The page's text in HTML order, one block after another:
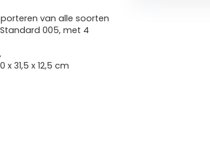
van alle soorten
005, met 4
31,5 x 12,5 cm